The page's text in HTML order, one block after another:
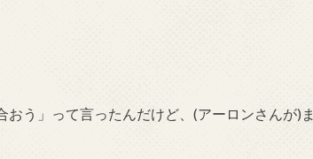
う」って言ったんだけど、(アーロンさんが)ま